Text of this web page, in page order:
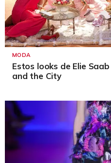
MODA
Estos looks de Elie
and the City